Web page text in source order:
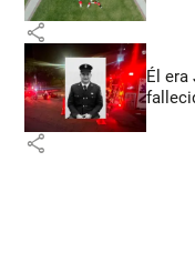
share
Él era
share